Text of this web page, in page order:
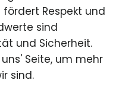
Respekt und
sind
und Sicherheit.
Seite, um mehr
sind.